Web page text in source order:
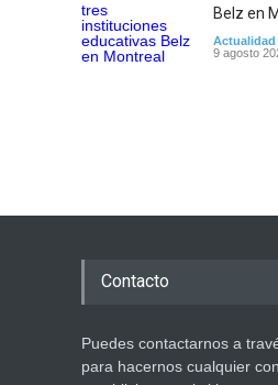
Belz en
9 agosto
Contacto
Puedes contactarnos a
para hacernos cualquier